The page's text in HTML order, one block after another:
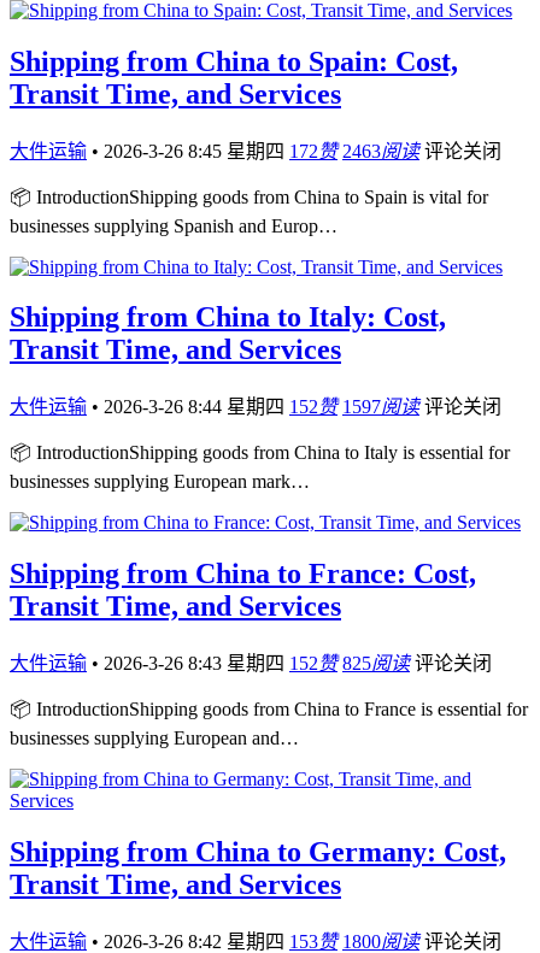
Shipping from China to Spain: Cost,
Transit Time, and Services
大件运输 • 2026-3-26 8:45 星期四 172赞 2463阅读 评论关闭
📦 IntroductionShipping goods from China to Spain is vital for
businesses supplying Spanish and Europ…
Shipping from China to Italy: Cost,
Transit Time, and Services
大件运输 • 2026-3-26 8:44 星期四 152赞 1597阅读 评论关闭
📦 IntroductionShipping goods from China to Italy is essential for
businesses supplying European mark…
Shipping from China to France: Cost,
Transit Time, and Services
大件运输 • 2026-3-26 8:43 星期四 152赞 825阅读 评论关闭
📦 IntroductionShipping goods from China to France is essential for
businesses supplying European and…
Shipping from China to Germany: Cost,
Transit Time, and Services
大件运输 • 2026-3-26 8:42 星期四 153赞 1800阅读 评论关闭